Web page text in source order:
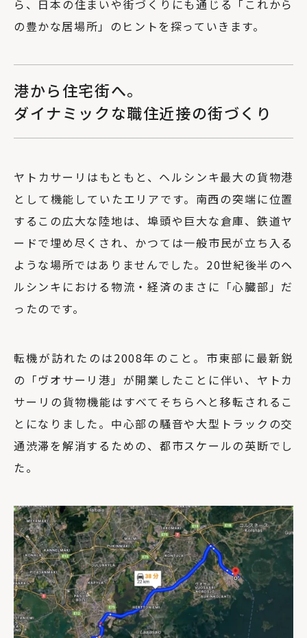
ら、日本の住まいや街づくりにも通じる「これから
の豊かな居場所」のヒントを探っていきます。
港から住宅街へ。
ダイナミックな職住近接の街づくり
ヤトカサーリはもともと、ヘルシンキ最大の貨物港
として機能していたエリアです。南西の突端に位置
するこの広大な陸地は、埠頭や巨大な倉庫、鉄道ヤ
ードで埋め尽くされ、かつては一般市民が立ち入る
ような場所ではありませんでした。20世紀後半のヘ
ルシンキにおける物流・経済のまさに「心臓部」だ
ったのです。
転機が訪れたのは2008年のこと。市東部に最新鋭
の「ヴオサーリ港」が開業したことに伴い、ヤトカ
サーリの貨物機能はすべてそちらへと移転されるこ
とになりました。中心部の騒音や大型トラックの交
通渋滞を解消するための、都市スケールの英断でし
た。